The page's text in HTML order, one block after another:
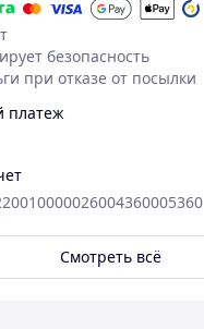
безопасность
при отказе от посылки
платеж
Смотреть всё